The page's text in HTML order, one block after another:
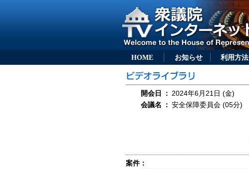
HOME お知らせ 利用方法
開会日 ： 2024年6月21日 (金)
会議名
： 安全保障委員会 (05分)
案件：